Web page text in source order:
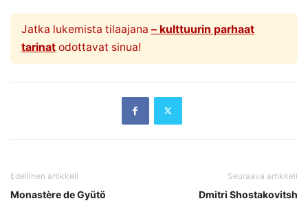
Jatka lukemista tilaajana – kulttuurin parhaat
tarinatodottavat sinua!
Edellinen artikkeli
Monastère de Gyütö
Seuraava artikkeli
Dmitri Shostakovitsh